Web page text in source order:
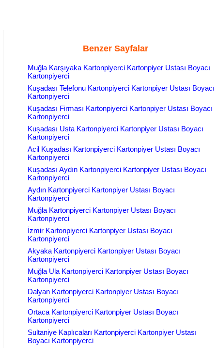
Benzer Sayfalar
Muğla Karşıyaka Kartonpiyerci Kartonpiyer Ustası Boyacı
Kartonpiyerci
Kuşadası Telefonu Kartonpiyerci Kartonpiyer Ustası Boyacı
Kartonpiyerci
Kuşadası Firması Kartonpiyerci Kartonpiyer Ustası Boyacı
Kartonpiyerci
Kuşadası Usta Kartonpiyerci Kartonpiyer Ustası Boyacı
Kartonpiyerci
Acil Kuşadası Kartonpiyerci Kartonpiyer Ustası Boyacı
Kartonpiyerci
Kuşadası Aydın Kartonpiyerci Kartonpiyer Ustası Boyacı
Kartonpiyerci
Aydın Kartonpiyerci Kartonpiyer Ustası Boyacı
Kartonpiyerci
Muğla Kartonpiyerci Kartonpiyer Ustası Boyacı
Kartonpiyerci
İzmir Kartonpiyerci Kartonpiyer Ustası Boyacı
Kartonpiyerci
Akyaka Kartonpiyerci Kartonpiyer Ustası Boyacı
Kartonpiyerci
Muğla Ula Kartonpiyerci Kartonpiyer Ustası Boyacı
Kartonpiyerci
Dalyan Kartonpiyerci Kartonpiyer Ustası Boyacı
Kartonpiyerci
Ortaca Kartonpiyerci Kartonpiyer Ustası Boyacı
Kartonpiyerci
Sultaniye Kaplıcaları Kartonpiyerci Kartonpiyer Ustası
Boyacı Kartonpiyerci